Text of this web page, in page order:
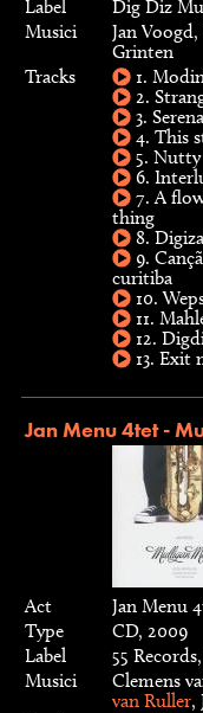
Label
Dig Diz
Musici
Jan
Grinten
Tracks
1.
2.
3.
4. This
5. Nutty
6.
7. A
thing
8.
9.
curitiba
10.
11.
12.
13. Exit
Jan Menu 4tet -
Act
Jan Menu
Type
CD, 2009
Label
55
Musici
Clemens
van Ruller,